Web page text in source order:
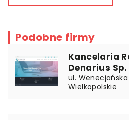
Podobne firmy
Kancelaria
Denarius Sp.
ul. Wenecjańska
Wielkopolskie